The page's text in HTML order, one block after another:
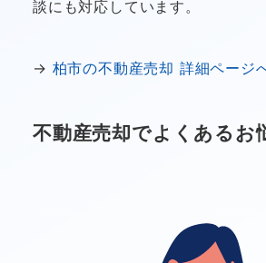
談にも対応しています。
→ 柏市の不動産売却 詳細ページ
不動産売却でよくあるお